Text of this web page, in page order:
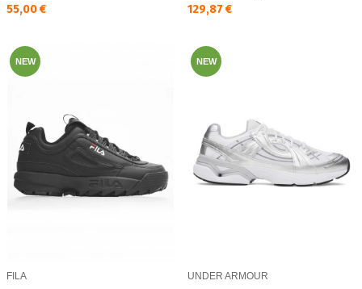
Текуща цена:
55,00 € Текуща цена:
129,87 €
NEW
FILA
NEW
UNDER ARMOUR